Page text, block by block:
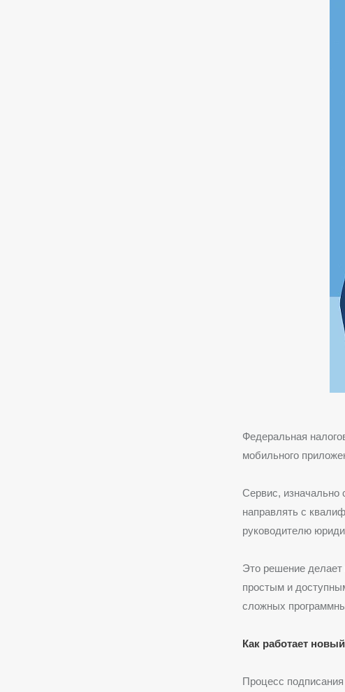
Федеральная
мобильного
Сервис, изначально
направлять с
руководителю
Это решение
простым и
сложных
Как работает
Процесс